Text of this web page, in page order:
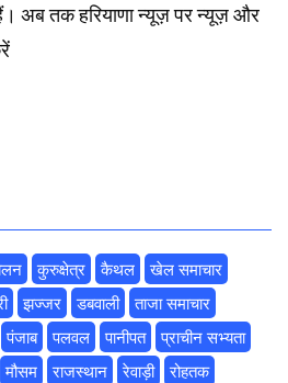
अब तक हरियाणा न्यूज़ पर न्यूज़ और
कुरुक्षेत्र कैथल
खेल समाचार
झज्जर डबवाली
ताजा समाचार
पंजाब पलवल पानीपत
प्राचीन सभ्यता
मौसम राजस्थान रेवाड़ी
रोहतक